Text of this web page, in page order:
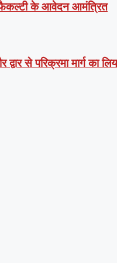
फैकल्टी के आवेदन आमंत्रित
से परिक्रमा मार्ग का